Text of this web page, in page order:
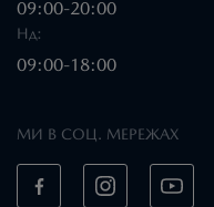
09:00-20:00
Нд:
09:00-18:00
МИ В СОЦ. МЕРЕЖАХ